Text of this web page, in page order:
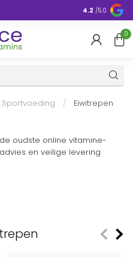
4.2 /5.0
0
Sportvoeding / Eiwitrepen
oudste online vitamine-
en veilige levering